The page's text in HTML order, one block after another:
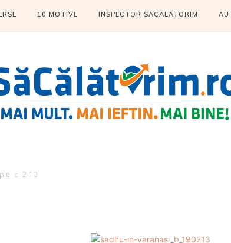
10 MOTIVE INSPECTOR SACALATORIM
2-10